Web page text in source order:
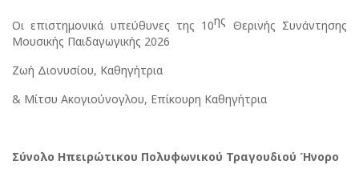
Οι επιστημονικά υπεύθυνες της 10ης Θερινής Συνάντησης
Μουσικής Παιδαγωγικής 2026
Ζωή Διονυσίου, Καθηγήτρια
& Μίτσυ Ακογιούνογλου, Επίκουρη Καθηγήτρια
Σύνολο Ηπειρώτικου Πολυφωνικού Τραγουδιού Ήνορο